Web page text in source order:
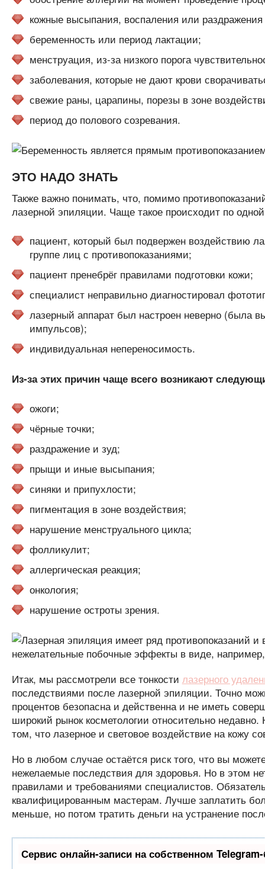
кожные высыпания, воспаления или
беременность или период лактации;
менструация, из-за низкого порога
заболевания, которые не дают крови
свежие раны, царапины, порезы в зоне
период до полового созревания.
ЭТО НАДО ЗНАТЬ
Также важно понимать, что, помимо
лазерной эпиляции. Чаще такое происходит по
пациент, который был подвержен воздействию
группе лиц с противопоказаниями;
пациент пренебрёг правилами подготовки кожи;
специалист неправильно диагностировал
лазерный аппарат был настроен неверно (была
импульсов);
индивидуальная непереносимость.
Из-за этих причин чаще всего возникают
ожоги;
чёрные точки;
раздражение и зуд;
прыщи и иные высыпания;
синяки и припухлости;
пигментация в зоне воздействия;
нарушение менструального цикла;
фолликулит;
аллергическая реакция;
онкология;
нарушение остроты зрения.
Итак, мы рассмотрели все тонкости лазерного
последствиями после лазерной эпиляции. Точно
процентов безопасна и действенна и не иметь
широкий рынок косметологии относительно
том, что лазерное и световое воздействие на кожу
Но в любом случае остаётся риск того, что вы
нежелаемые последствия для здоровья. Но в этом
правилами и требованиями специалистов.
квалифицированным мастерам. Лучше заплатить
меньше, но потом тратить деньги на устранение
Сервис онлайн-записи на собственном